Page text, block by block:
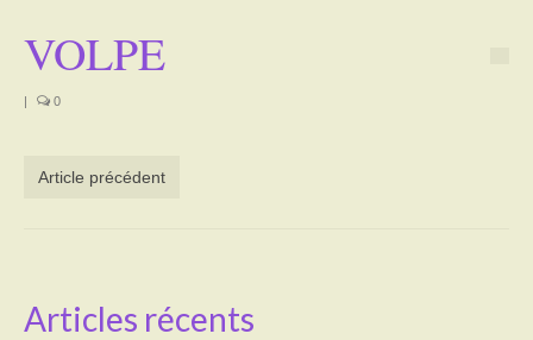
La Mairie
Tourisme
Poésie
VOLPE
| 0
Article précédent
Articles récents